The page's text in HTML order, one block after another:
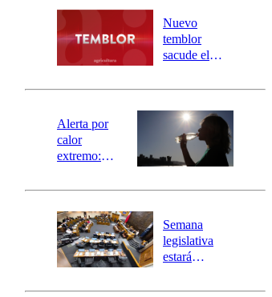
río Damas:
activa
mensajería
SAE
Nuevo
temblor
sacude el
revisa la
epicentro
Alerta por
calor
extremo:
activa Alerta
Preventiva en
tres comunas
Semana
legislativa
estará
el fin de la